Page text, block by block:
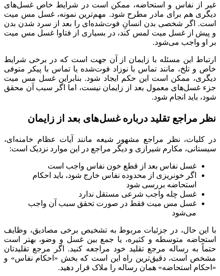
غیر از نفاس و استحاضه، ممکن است در شرایط خاص غسل‌های
دیگری هم برای مادر مطرح شود. مهم‌ترین نمونه، غسل مس میت
است. اگر شخصی بدن انسانِ فوت‌شده‌ای را بعد از سرد شدن بدن
و پیش از غسل میت لمس کند، در بسیاری از فتاوا غسل مس میت
بر او واجب می‌شود.
ارتباط این مسئله با زایمان از آن جهت است که در برخی شرایط
خاص و تلخ، مانند تماس با نوزاد فوت‌شده یا تماس با پیکر متوفی
دیگری، ممکن است این حکم ایجاد شود. بنابراین غسل مس میت
جزء غسل‌های معمول بعد از زایمان نیست، اما اگر سبب آن محقق
شود، باید انجام شود.
نظر مراجع تقلید درباره غسل‌های بعد از زایمان
در کلیات، نظر مراجع مشهور شیعه مانند آیات عظام خامنه‌ای،
سیستانی، مکارم شیرازی و دیگر مراجع در این موارد نزدیک است:
غسل نفاس بعد از قطع خون نفاس واجب است
اگر خونریزی از محدوده نفاس خارج شود، باید احکام
استحاضه بررسی شود
غسل چله واجب شرعی مستقل ندارد
غسل مس میت فقط در صورت تحقق سبب آن واجب
می‌شود
با این حال، در جزئیات مربوط به تشخیص برخی مصادیق، وظایف
استحاضه متوسطه و کثیره، یا جمع بین غسل و وضو، بهتر است
حتماً به رساله مرجع تقلید خود مراجعه کنید. اگر مرجع تقلیدتان
مشخص است، دقیق‌ترین راه این است که بخش «احکام نفاس» و
«احکام استحاضه» همان رساله را ملاک قرار دهید.